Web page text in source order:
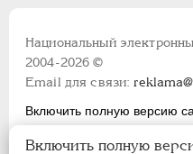
Национальный
2004-2026 ©
Email для связи:
Включить полную версию
Включить полную